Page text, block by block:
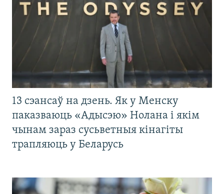
13 сэансаў на дзень. Як у Менску
паказваюць «Адысэю» Нолана і якім
чынам зараз сусьветныя кінагіты
трапляюць у Беларусь